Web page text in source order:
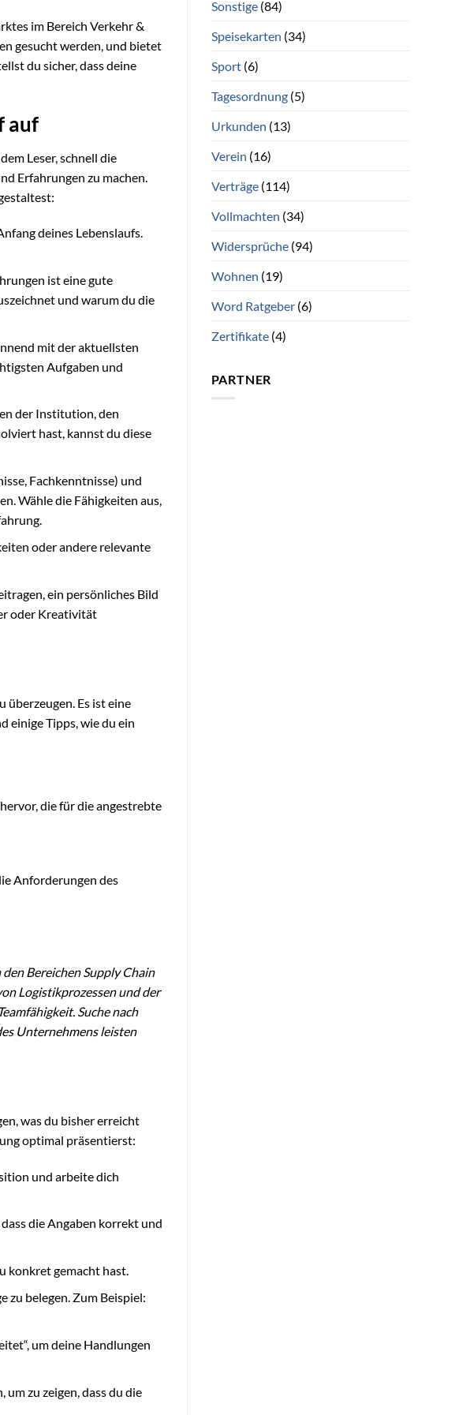
im Bereich Verkehr &
gesucht werden, und bietet
du sicher, dass deine
auf
Leser, schnell die
Erfahrungen zu machen.
deines Lebenslaufs.
ist eine gute
und warum du die
mit der aktuellsten
Aufgaben und
der Institution, den
hast, kannst du diese
Fachkenntnisse) und
Wähle die Fähigkeiten aus,
oder andere relevante
ein persönliches Bild
oder Kreativität
überzeugen. Es ist eine
einige Tipps, wie du ein
die für die angestrebte
Anforderungen des
Bereichen Supply Chain
Logistikprozessen und der
Suche nach
Unternehmens leisten
was du bisher erreicht
optimal präsentierst:
und arbeite dich
die Angaben korrekt und
konkret gemacht hast.
zu belegen. Zum Beispiel:
um deine Handlungen
zu zeigen, dass du die
Sonstige(84)
Speisekarten (34)
Sport(6)
Tagesordnung(5)
Urkunden (13)
Verein (16)
Verträge(114)
Vollmachten (34)
Widersprüche(94)
Wohnen (19)
Word Ratgeber(6)
Zertifikate(4)
PARTNER